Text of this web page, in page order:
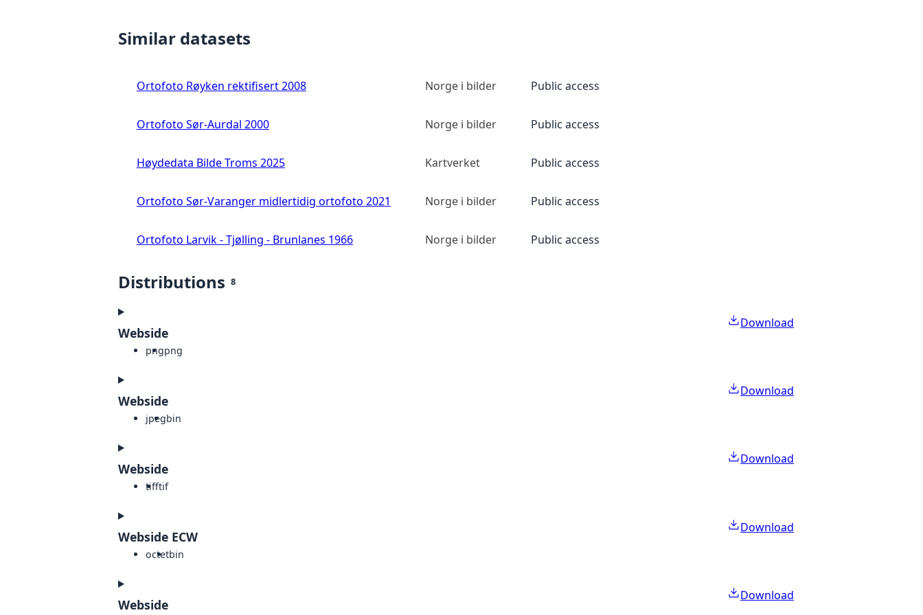
Similar datasets
Ortofoto Røyken rektifisert 2008 Norge i bilder Public access
Ortofoto Sør-Aurdal 2000 Norge i bilder Public access
Høydedata Bilde Troms 2025 Kartverket Public access
Ortofoto Sør-Varanger midlertidig ortofoto 2021 Norge i bilder Public access
Ortofoto Larvik - Tjølling - Brunlanes 1966 Norge i bilder Public access
Distributions 8
Webside
pngpng
Download
Webside
jpegbin
Download
Webside
tifftif
Download
Webside ECW
octetbin
Download
Webside
Download